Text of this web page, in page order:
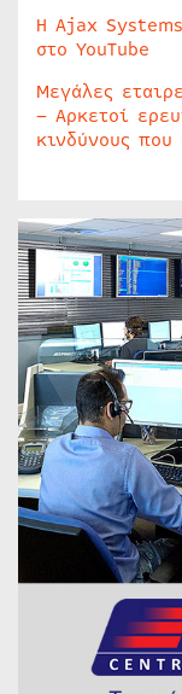
Η Ajax
στο YouTube
Μεγάλες
– Αρκετοί
κινδύνους που